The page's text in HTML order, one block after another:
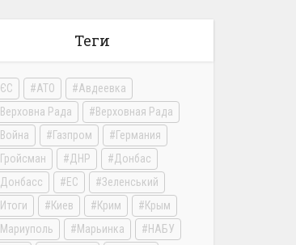
Теги
ЄС АТО
Авдеевка
Верховна Рада
Верховная Рада
Война
Газпром
Германия
Гройсман
ДНР
Донбас
Донбасс
ЕС
Зеленський
Итоги
Киев Крим
Крым
Мариуполь
Марьинка
НАБУ